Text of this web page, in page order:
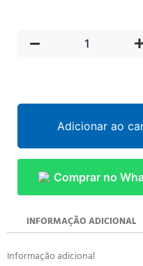
Adicionar ao
Comprar no
INFORMAÇÃO ADICIONAL
Informação adicional